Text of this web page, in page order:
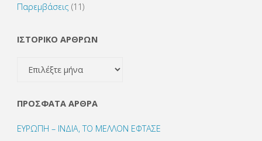
Παρεμβάσεις (11)
ΙΣΤΟΡΙΚΟ ΑΡΘΡΩΝ
ΙΣΤΟΡΙΚΟ
ΠΡΌΣΦΑΤΑ ΆΡΘΡΑ
ΕΥΡΩΠΗ – ΙΝΔΙΑ, ΤΟ ΜΕΛΛΟΝ ΕΦΤΑΣΕ